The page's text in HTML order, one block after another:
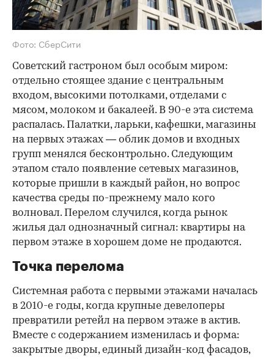
Фото: СберСити
Советский гастроном был особым миром:
отдельно стоящее здание с центральным
входом, высокими потолками, отделами с
мясом, молоком и бакалеей. В 90-е эта система
распалась. Палатки, ларьки, кафешки, магазины
на первых этажах — облик домов и входных
групп менялся бесконтрольно. Следующим
этапом стало появление сетевых магазинов,
которые пришли в каждый район, но вопрос
качества среды по-прежнему мало кого
волновал. Перелом случился, когда рынок
жилья дал однозначный сигнал: квартиры на
первом этаже в хорошем доме не продаются.
Точка перелома
Системная работа с первыми этажами началась
в 2010-е годы, когда крупные девелоперы
превратили ретейл на первом этаже в актив.
Вместе с содержанием изменилась и форма:
закрытые дворы, единый дизайн-код фасадов,